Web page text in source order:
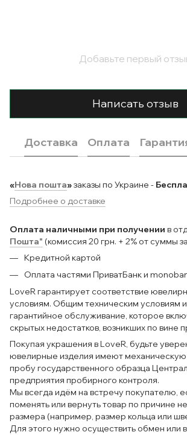
Добавьте первый
Написать отзыв
Доставка Оплата
«Нова пошта»заказы по Украине -
Подробнее о доставке
Оплата наличными при получении в
Пошта" (комиссия 20 грн. + 2% от суммы
Кредитной картой
Оплата частями ПриватБанк и
LoveR гарантирует соответствие
условиям. Общим техническим условиям
гарантийное обслуживание, которое
скрытых недостатков, возникших по вине
Покупая украшения в LoveR, будьте
ювелирные изделия имеют
пробу государственного образца
предприятия пробирного контроля.
Мы всегда идём на встречу покупателю,
поменять или вернуть товар по причине
размера (например, размер кольца или
Для этого нужно осуществить обмен или